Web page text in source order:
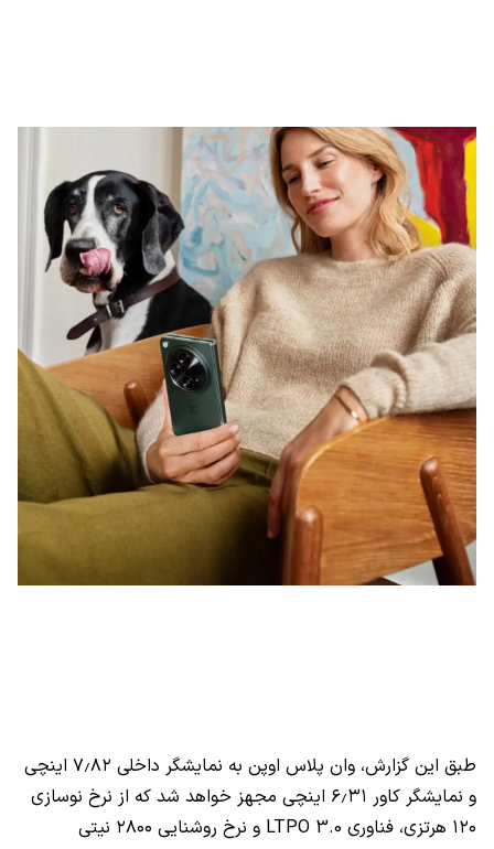
طبق این گزارش، وان پلاس اوپن به نمایشگر داخلی ۷٫۸۲ اینچی
و نمایشگر کاور ۶٫۳۱ اینچی مجهز خواهد شد که از نرخ نوسازی
۱۲۰ هرتزی، فناوری LTPO 3.0 و نرخ روشنایی ۲۸۰۰ نیتی